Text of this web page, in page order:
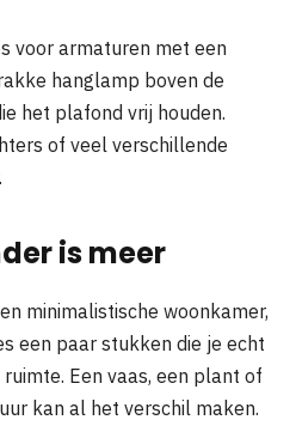
voor armaturen met een
hanglamp boven de
het plafond vrij houden.
of veel verschillende
is meer
minimalistische woonkamer,
een paar stukken die je echt
Een vaas, een plant of
kan al het verschil maken.